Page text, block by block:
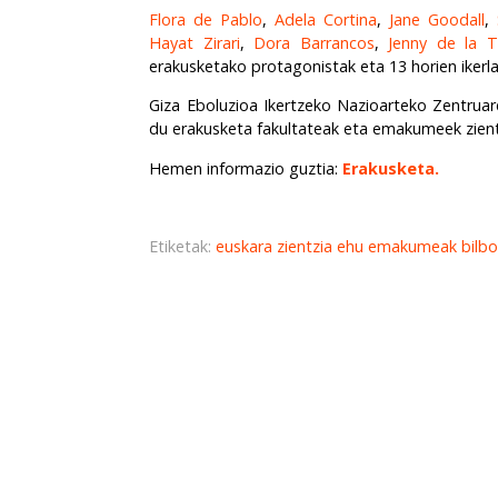
Flora de Pablo,Adela Cortina, Jane Goodall,
Hayat Zirari, Dora Barrancos, Jenny de la
erakusketako protagonistak eta 13 horien
Giza Eboluzioa Ikertzeko Nazioarteko
du erakusketa fakultateak eta emakumeek
Hemen informazio guztia: Erakusketa.
Etiketak:euskara zientziaehuemakumeak